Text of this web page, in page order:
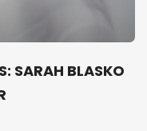
SARAH BLASKO